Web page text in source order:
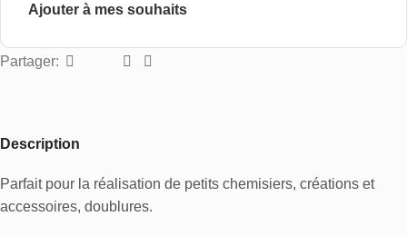
Ajouter à mes souhaits
Partager:
Description
Parfait pour la réalisation de petits chemisiers, créations et
accessoires, doublures.